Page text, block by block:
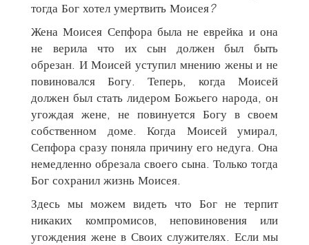
тогда Бог хотел умертвить Моисея?
Жена Моисея Сепфора была не еврейка и она
не верила что их сын должен был быть
обрезан. И Моисей уступил мнению жены и не
повиновался Богу. Теперь, когда Моисей
должен был стать лидером Божьего народа, он
угождая жене, не повинуется Богу в своем
собственном доме. Когда Моисей умирал,
Сепфора сразу поняла причину его недуга. Она
немедленно обрезала своего сына. Только тогда
Бог сохранил жизнь Моисея.
Здесь мы можем видеть что Бог не терпит
никаких компромисов, неповиновения или
угождения жене в Своих служителях. Если мы